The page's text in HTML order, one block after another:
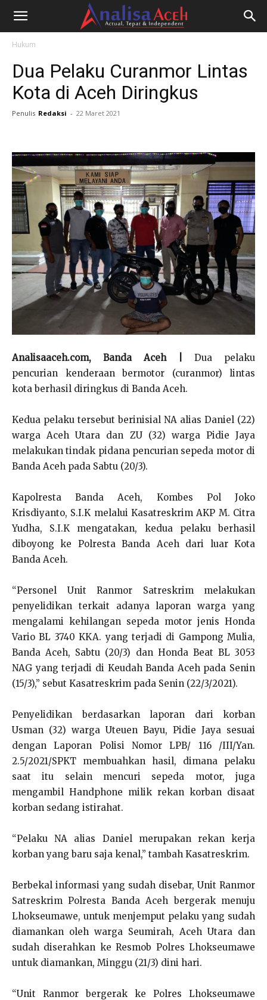
Hukum
Dua Pelaku Curanmor Lintas
Kota di Aceh Diringkus
Penulis Redaksi - 22 Maret 2021
Analisaaceh.com, Banda Aceh |
Dua pelaku
pencurian kenderaan bermotor (curanmor) lintas
kota berhasil diringkus di Banda Aceh.
Kedua pelaku tersebut berinisial NA alias Daniel (22)
warga Aceh Utara dan ZU (32) warga Pidie Jaya
melakukan tindak pidana pencurian sepeda motor di
Banda Aceh pada Sabtu (20/3).
Kapolresta Banda Aceh, Kombes Pol Joko
Krisdiyanto, S.I.K melalui Kasatreskrim AKP M. Citra
Yudha, S.I.K mengatakan, kedua pelaku berhasil
diboyong ke Polresta Banda Aceh dari luar Kota
Banda Aceh.
“Personel Unit Ranmor Satreskrim melakukan
penyelidikan terkait adanya laporan warga yang
mengalami kehilangan sepeda motor jenis Honda
Vario BL 3740 KKA. yang terjadi di Gampong Mulia,
Banda Aceh, Sabtu (20/3) dan Honda Beat BL 3053
NAG yang terjadi di Keudah Banda Aceh pada Senin
(15/3),” sebut Kasatreskrim pada Senin (22/3/2021).
Penyelidikan berdasarkan laporan dari korban
Usman (32) warga Uteuen Bayu, Pidie Jaya sesuai
dengan Laporan Polisi Nomor LPB/ 116 /III/Yan.
2.5/2021/SPKT membuahkan hasil, dimana pelaku
saat itu selain mencuri sepeda motor, juga
mengambil Handphone milik rekan korban disaat
korban sedang istirahat.
“Pelaku NA alias Daniel merupakan rekan kerja
korban yang baru saja kenal,” tambah Kasatreskrim.
Berbekal informasi yang sudah disebar, Unit Ranmor
Satreskrim Polresta Banda Aceh bergerak menuju
Lhokseumawe, untuk menjemput pelaku yang sudah
diamankan oleh warga Seumirah, Aceh Utara dan
sudah diserahkan ke Resmob Polres Lhokseumawe
untuk diamankan, Minggu (21/3) dini hari.
“Unit Ranmor bergerak ke Polres Lhokseumawe